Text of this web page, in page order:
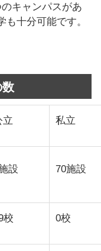
キャンパスがあ
十分可能です。
数
立 私立
設 70施設
校 0校